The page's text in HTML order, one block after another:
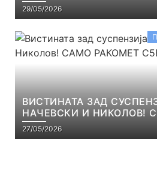
29/05/2026
ВИСТИНАТА ЗАД
НАЧЕВСКИ И НИКОЛОВ!
С5Е8
27/05/2026